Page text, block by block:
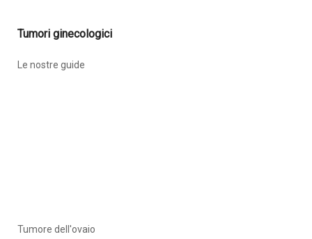
Tumori ginecologici
Le nostre guide
Tumore dell'ovaio